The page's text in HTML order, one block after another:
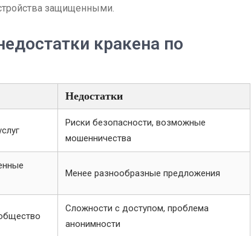
защищенными.
кракена по
Недостатки
Риски безопасности, возможные
мошенничества
Менее разнообразные предложения
Сложности с доступом, проблема
анонимности